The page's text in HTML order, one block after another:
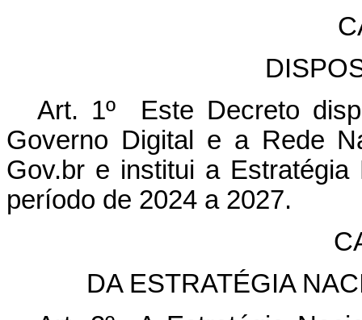
Art. 1º Este Decreto
Governo Digital e a Rede
Gov.br e institui a
período de 2024 a 2027.
DA ESTRATÉGIA